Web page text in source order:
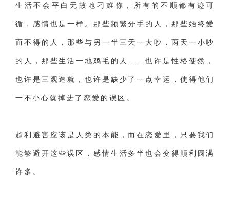
爱情诗句 狮子座男生 爱情歌曲 爱情图片
爱情小说 巨蟹座男生 爱情电影 双子座男生
不和 金牛座男生 白羊座男生 吵架
财产分割 外遇 分手 第三者 心态
十二生肖 分手复合 梦见 抽签算命
异地恋
生活不会平白无故地刁难你，所有的不顺都有迹可
循，感情也是一样。那些频繁分手的人，那些始终爱
而不得的人，那些与另一半三天一大吵，两天一小吵
的人，那些生活一地鸡毛的人……也许是性格使然，
也许是三观造就，也许是缺少了一点幸运，使得他们
一不小心就掉进了恋爱的误区。
趋利避害应该是人类的本能，而在恋爱里，只要我们
能够避开这些误区，感情生活多半也会变得顺利圆满
许多。